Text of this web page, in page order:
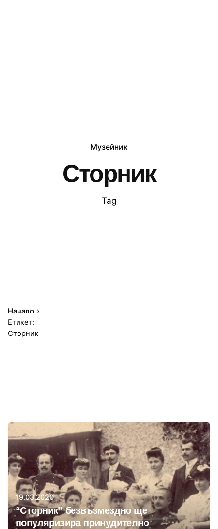
Музейник
Сторник
Tag
Начало
Етикет:
Сторник
Автор
Сторник
19.03.2020
“Сторник” безвъзмездно ще
популяризира принудително